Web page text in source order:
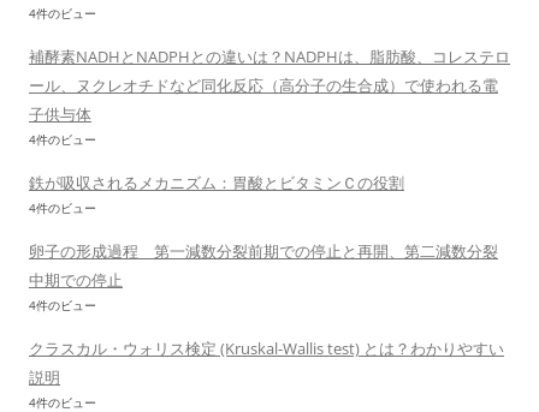
4件のビュー
補酵素NADHとNADPHとの違いは？NADPHは、脂肪酸、コレステロ
ール、ヌクレオチドなど同化反応（高分子の生合成）で使われる電
子供与体
4件のビュー
鉄が吸収されるメカニズム：胃酸とビタミンＣの役割
4件のビュー
卵子の形成過程 第一減数分裂前期での停止と再開、第二減数分裂
中期での停止
4件のビュー
クラスカル・ウォリス検定 (Kruskal-Wallis test) とは？わかりやすい
説明
4件のビュー